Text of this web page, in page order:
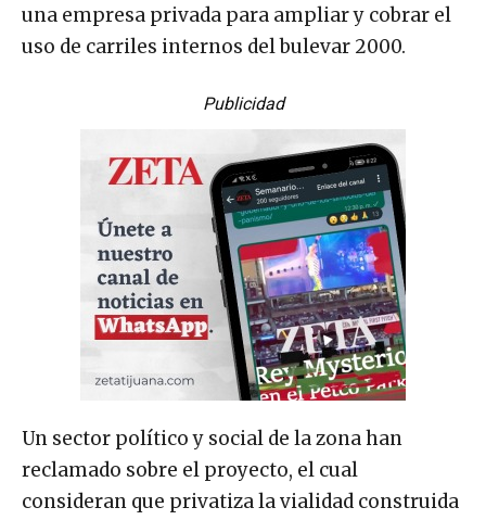
una empresa privada para ampliar y cobrar el
uso de carriles internos del bulevar 2000.
Publicidad
Un sector político y social de la zona han
reclamado sobre el proyecto, el cual
consideran que privatiza la vialidad construida